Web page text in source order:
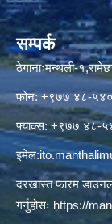
सम्पर्क
ठेगानाःमन्थली-
फोन: +९७७ ४८-
फ्याक्स: +९७७ ४८-
इमेल:
दरखास्त फारम
गर्नुहोसः https://